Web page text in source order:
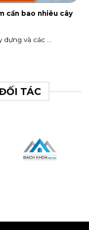
cần bao nhiêu cây
và các ...
TÁC